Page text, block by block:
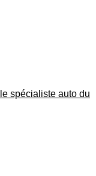
spécialiste auto du